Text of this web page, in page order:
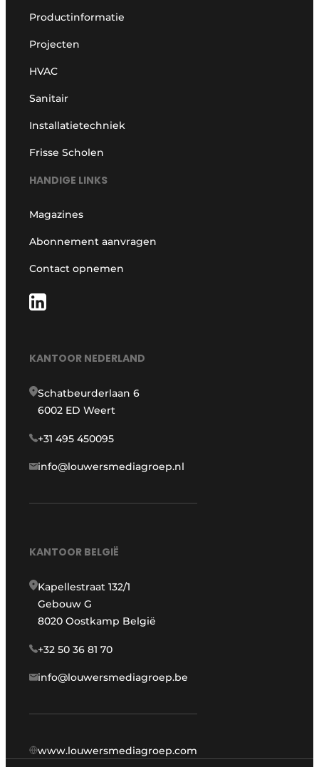
Productinformatie
Projecten
HVAC
Sanitair
Installatietechniek
Frisse Scholen
HANDIGE LINKS
Magazines
Abonnement aanvragen
Contact opnemen
KANTOOR NEDERLAND
Schatbeurderlaan 6
6002 ED Weert
+31 495 450095
info@louwersmediagroep.nl
KANTOOR BELGIË
Kapellestraat 132/1
Gebouw G
8020 Oostkamp België
+32 50 36 81 70
info@louwersmediagroep.be
www.louwersmediagroep.com